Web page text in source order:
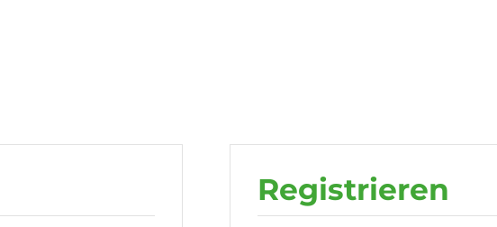
Registrieren